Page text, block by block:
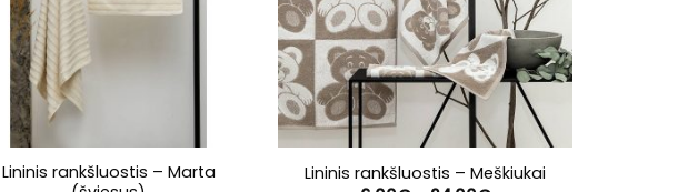
Lininis rankšluostis – Marta
Lininis rankšluostis – Meškiukai